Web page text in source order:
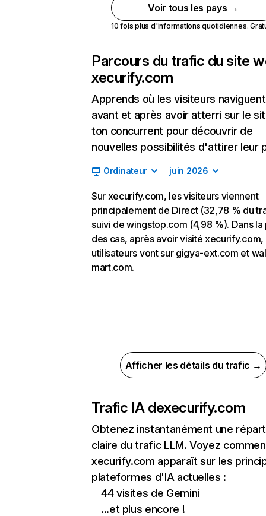
Voir tous les pays →
10 fois plus d'informations quotidiennes.
Parcours du trafic du site
xecurify.com
Apprends où les visiteurs naviguent
avant et après avoir atterri sur le
ton concurrent pour découvrir de
nouvelles possibilités d'attirer leur
Ordinateur juin 2026
Sur xecurify.com, les visiteurs viennent
principalement de Direct (32,78 % du
suivi de wingstop.com (4,98 %). Dans la
des cas, après avoir visité xecurify.com,
utilisateurs vont sur gigya-ext.com et
mart.com.
Afficher les détails du trafic →
Trafic IA dexecurify.com
Obtenez instantanément une
claire du trafic LLM. Voyez
xecurify.com apparaît sur les
plateformes d'IA actuelles :
44 visites de Gemini
...et plus encore !